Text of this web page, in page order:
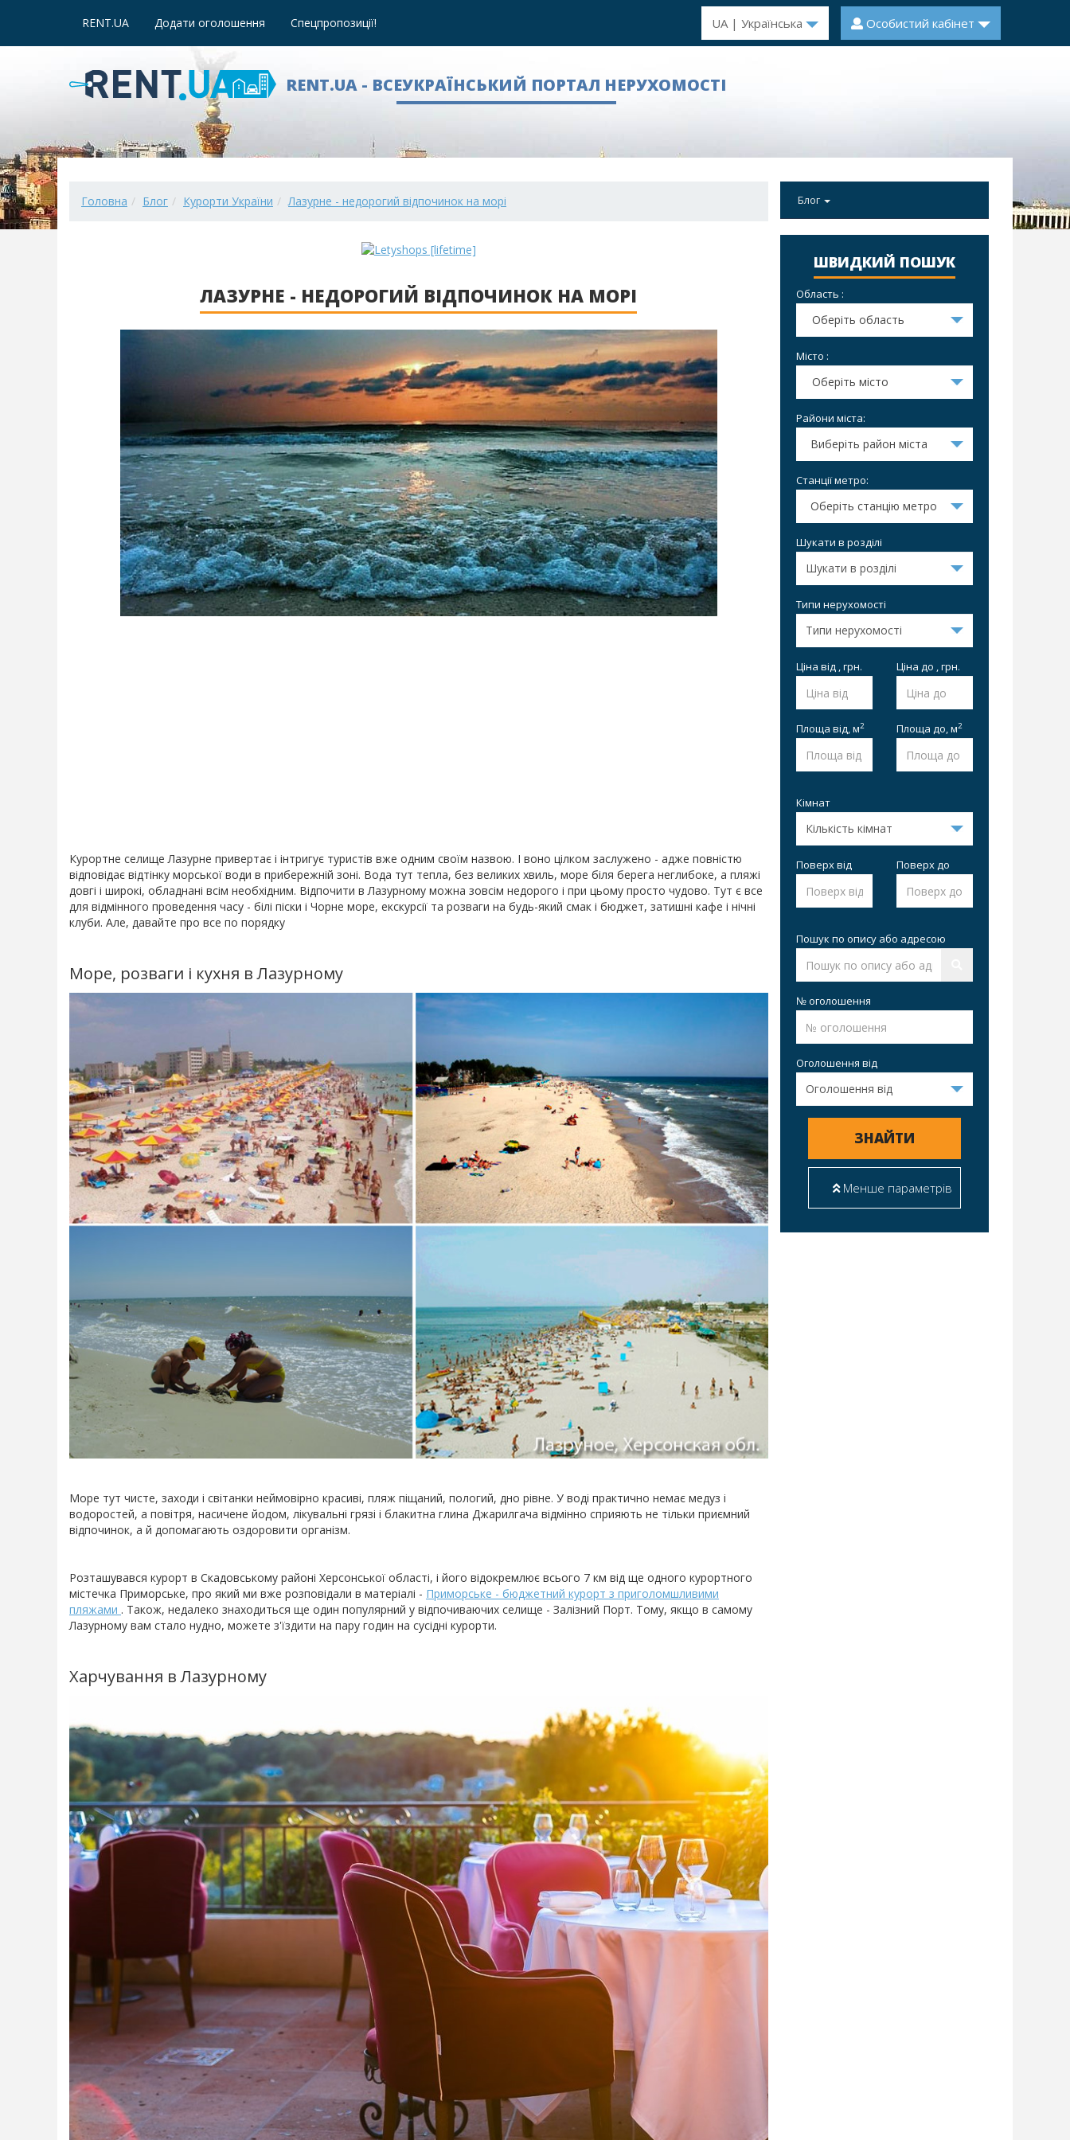
RENT.UA Додати оголошення Спецпропозиції! UA | Українська Особистий кабінет
RENT.UA - ВСЕУКРАЇНСЬКИЙ ПОРТАЛ НЕРУХОМОСТІ
Головна Блог Курорти України Лазурне - недорогий відпочинок на морі
ЛАЗУРНЕ - НЕДОРОГИЙ ВІДПОЧИНОК НА МОРІ
Курортне селище Лазурне привертає і інтригує туристів вже одним своїм назвою. І воно цілком заслужено - адже повністю
відповідає відтінку морської води в прибережній зоні. Вода тут тепла, без великих хвиль, море біля берега неглибоке, а пляжі
довгі і широкі, обладнані всім необхідним. Відпочити в Лазурному можна зовсім недорого і при цьому просто чудово. Тут є все
для відмінного проведення часу - білі піски і Чорне море, екскурсії та розваги на будь-який смак і бюджет, затишні кафе і нічні
клуби. Але, давайте про все по порядку
Море, розваги і кухня в Лазурному
Море тут чисте, заходи і світанки неймовірно красиві, пляж піщаний, пологий, дно рівне. У воді практично немає медуз і
водоростей, а повітря, насичене йодом, лікувальні грязі і блакитна глина Джарилгача відмінно сприяють не тільки приємний
відпочинок, а й допомагають оздоровити організм.
Розташувався курорт в Скадовському районі Херсонської області, і його відокремлює всього 7 км від ще одного курортного
містечка Приморське, про який ми вже розповідали в матеріалі - Приморське - бюджетний курорт з приголомшливими
пляжами . Також, недалеко знаходиться ще один популярний у відпочиваючих селище - Залізний Порт. Тому, якщо в самому
Лазурному вам стало нудно, можете з'їздити на пару годин на сусідні курорти.
Харчування в Лазурному
Блог
ШВИДКИЙ ПОШУК
Область :
Оберіть область
Місто :
Оберіть місто
Райони міста:
Виберіть район міста
Станції метро:
Оберіть станцію метро
Шукати в розділі
Типи нерухомості
Ціна від , грн. Ціна до , грн.
Площа від,м2 Площа до,м2
Кімнат
Поверх від Поверх до
Пошук по опису або адресою
№ оголошення
Оголошення від
ЗНАЙТИ
Менше параметрів